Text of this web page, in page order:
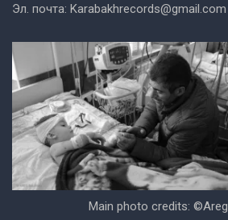
Эл. почта: Karabakhrecords@gmail.com
Main photo credits: